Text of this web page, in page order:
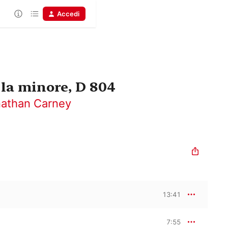
Accedi
minore, D 804
Carney
13:41
7:55